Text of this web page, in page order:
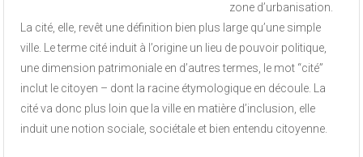
zone d’urbanisation.
La cité, elle, revêt une définition bien plus large qu’une simple
ville. Le terme cité induit à l’origine un lieu de pouvoir politique,
une dimension patrimoniale en d’autres termes, le mot “cité”
inclut le citoyen – dont la racine étymologique en découle. La
cité va donc plus loin que la ville en matière d’inclusion, elle
induit une notion sociale, sociétale et bien entendu citoyenne.